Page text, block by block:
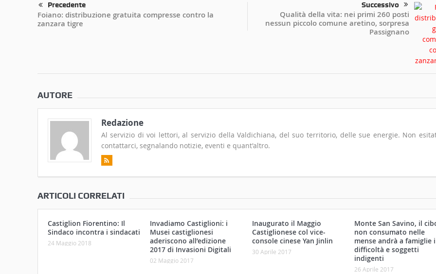
Precedente
Foiano: distribuzione gratuita compresse contro la
zanzara tigre
Successivo
Qualità della vita: nei primi 260 posti
nessun piccolo comune aretino, sorpresa
Passignano
AUTORE
Redazione
Al servizio di voi lettori, al servizio della Valdichiana, del suo territorio, delle sue energie. Non
contattarci, segnalando notizie, eventi e quant'altro.
ARTICOLI CORRELATI
Castiglion Fiorentino: Il
Sindaco incontra i sindacati
24 Maggio 2018
Invadiamo Castiglioni: i
Musei castiglionesi
aderiscono all’edizione
2017 di Invasioni Digitali
02 Maggio 2017
Inaugurato il Maggio
Castiglionese col vice-
console cinese Yan Jinlin
30 Aprile 2017
Monte San Savino, il
non consumato nelle
mense andrà a famiglie
difficoltà e soggetti
indigenti
26 Aprile 2017